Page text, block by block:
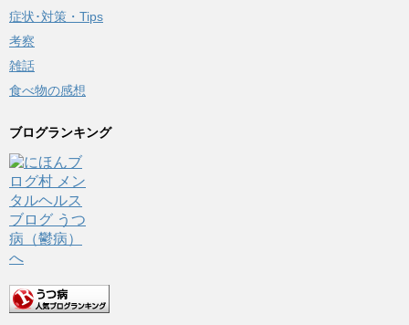
症状･対策・Tips
考察
雑話
食べ物の感想
ブログランキング